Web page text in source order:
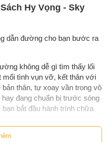
Hy Vọng - Sky
dẫn đường cho bạn bước ra
không dễ gì tìm thấy lối
mối tình vụn vỡ, kết thân với
thân, tự xoay vần trong vô
đang chuẩn bị trước sóng
bắt đầu hành trình chữa
nghiệm nhẹ nhàng về hy